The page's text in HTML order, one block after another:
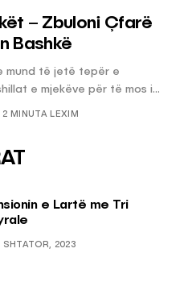
– Zbuloni Çfarë
Bashkë
mund të jetë tepër e
e mjekëve për të mos i...
2 MINUTA LEXIM
e Lartë me Tri
SHTATOR, 2023